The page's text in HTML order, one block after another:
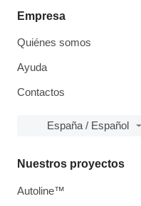
Empresa
Quiénes somos
Ayuda
Contactos
España / Español
Nuestros proyectos
Autoline™